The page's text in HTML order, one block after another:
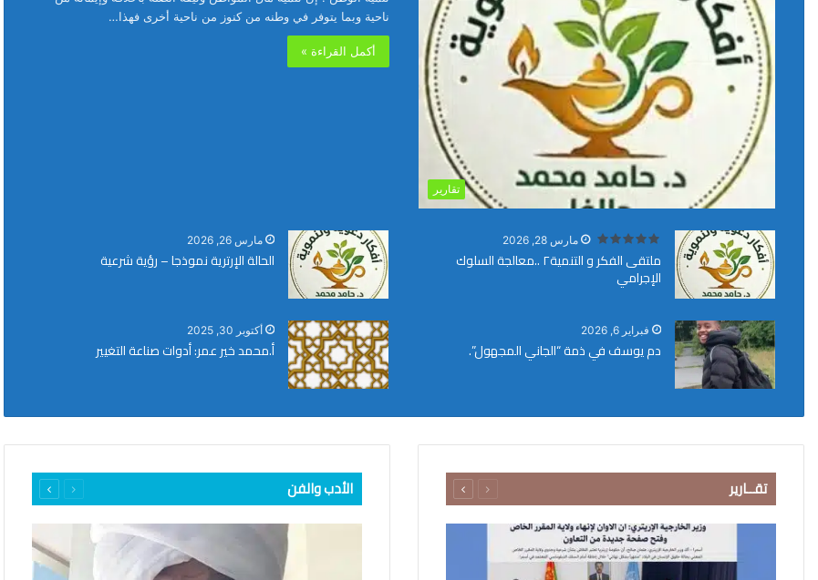
تقارير
ناحية وبما يتوفر في وطنه من كنوز من ناحية أخرى فهذا…
أكمل القراءة »
مارس 28, 2026
ملتقى الفكر و التنمية٢ ..معالجة السلوك
الإجرامي
مارس 26, 2026
الحالة الإرترية نموذجا – رؤية شرعية
فبراير 6, 2026
​دم يوسف في ذمة “الجاني المجهول”.
أكتوبر 30, 2025
أ.محمد خير عمر: أدوات صناعة التغيير
تقــارير
السابقة
الصفحة
التالية
الأدب والفن
السابقة
الصفحة
التالية